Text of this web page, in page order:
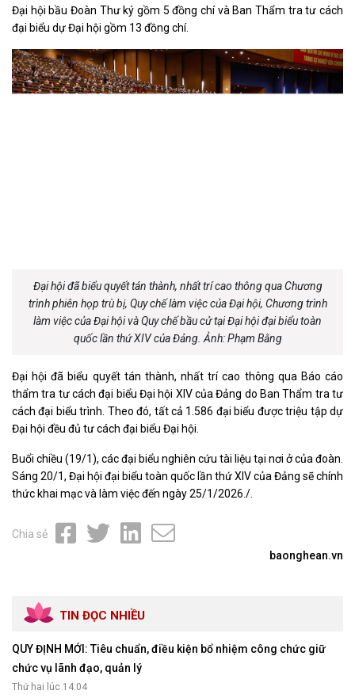
Đại hội bầu Đoàn Thư ký gồm 5 đồng chí và Ban Thẩm tra tư cách
đại biểu dự Đại hội gồm 13 đồng chí.
Đại hội đã biểu quyết tán thành, nhất trí cao thông qua Chương
trình phiên họp trù bị, Quy chế làm việc của Đại hội, Chương trình
làm việc của Đại hội và Quy chế bầu cử tại Đại hội đại biểu toàn
quốc lần thứ XIV của Đảng. Ảnh: Phạm Bằng
Đại hội đã biểu quyết tán thành, nhất trí cao thông qua Báo cáo
thẩm tra tư cách đại biểu Đại hội XIV của Đảng do Ban Thẩm tra tư
cách đại biểu trình. Theo đó, tất cả 1.586 đại biểu được triệu tập dự
Đại hội đều đủ tư cách đại biểu Đại hội.
Buổi chiều (19/1), các đại biểu nghiên cứu tài liệu tại nơi ở của đoàn.
Sáng 20/1, Đại hội đại biểu toàn quốc lần thứ XIV của Đảng sẽ chính
thức khai mạc và làm việc đến ngày 25/1/2026./.
Chia sẻ
baonghean.vn
TIN ĐỌC NHIỀU
QUY ĐỊNH MỚI: Tiêu chuẩn, điều kiện bổ nhiệm công chức giữ
chức vụ lãnh đạo, quản lý
Thứ hai lúc 14:04